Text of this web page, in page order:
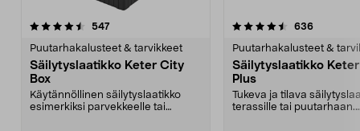
547arvostelut
Puutarhakalusteet & tarvikkeet
Säilytyslaatikko Keter City
Box
Käytännöllinen säilytyslaatikko
esimerkiksi parvekkeelle tai
4.5 viidestä
636arvostelut
Puutarhakalusteet &
Säilytyslaatikko
Plus
Tukeva ja tilava
terassille tai puutarhaan.
4.5 viidestä